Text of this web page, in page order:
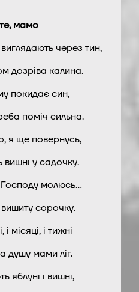
мамо
через тин,
дозріва калина.
покидає син,
поміч сильна.
я ще повернусь,
вишні у садочку.
молюсь…
сорочку.
місяці, і тижні
душу мами ліг.
яблуні і вишні,